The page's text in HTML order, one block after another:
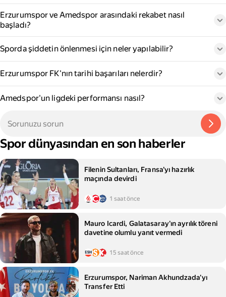
Erzurumspor ve Amedspor arasındaki rekabet nasıl
başladı?
Sporda şiddetin önlenmesi için neler yapılabilir?
Erzurumspor FK'nın tarihi başarıları nelerdir?
Amedspor'un ligdeki performansı nasıl?
Spor dünyasından en son haberler
Filenin Sultanları, Fransa'yı hazırlık
maçında devirdi
1 saat önce
Mauro Icardi, Galatasaray'ın ayrılık töreni
davetine olumlu yanıt vermedi
15 saat önce
Erzurumspor, Nariman Akhundzada'yı
Transfer Etti